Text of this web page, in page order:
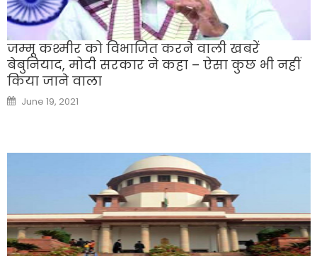
जम्मू कश्मीर को विभाजित करने वाली खबरें
बेबुनियाद, मोदी सरकार ने कहा – ऐसा कुछ भी नहीं
किया जाने वाला
Posted
on
June 19, 2021